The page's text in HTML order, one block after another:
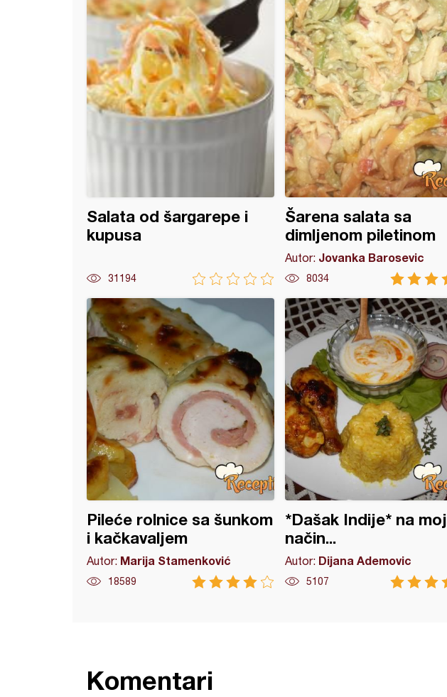
Salata od šargarepe i
kupusa
31194
Šarena salata sa
dimljenom piletinom
Autor: Jovanka Barosevic
8034
Pileće rolnice sa šunkom
i kačkavaljem
Autor: Marija Stamenković
18589
*Dašak Indije* na moj
način...
Autor: Dijana Ademovic
5107
Komentari